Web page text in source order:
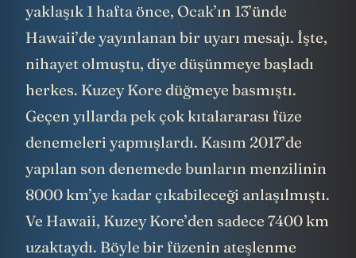
yaklaşık 1 hafta önce, Ocak’ın 13’ünde
Hawaii’de yayınlanan bir uyarı mesajı. İşte,
nihayet olmuştu, diye düşünmeye başladı
herkes. Kuzey Kore düğmeye basmıştı.
Geçen yıllarda pek çok kıtalararası füze
denemeleri yapmışlardı. Kasım 2017’de
yapılan son denemede bunların menzilinin
8000 km’ye kadar çıkabileceği anlaşılmıştı.
Ve Hawaii, Kuzey Kore’den sadece 7400 km
uzaktaydı. Böyle bir füzenin ateşlenme